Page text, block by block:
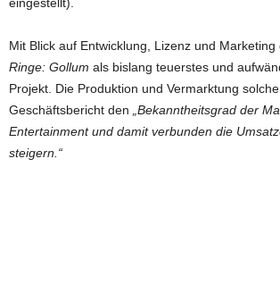
Mit Blick auf Entwicklung, Lizenz und Marketing
Ringe: Gollum als bislang teuerstes und
Projekt. Die Produktion und Vermarktung
Geschäftsbericht den
„Bekanntheitsgrad der
Entertainment und damit verbunden die
steigern.“